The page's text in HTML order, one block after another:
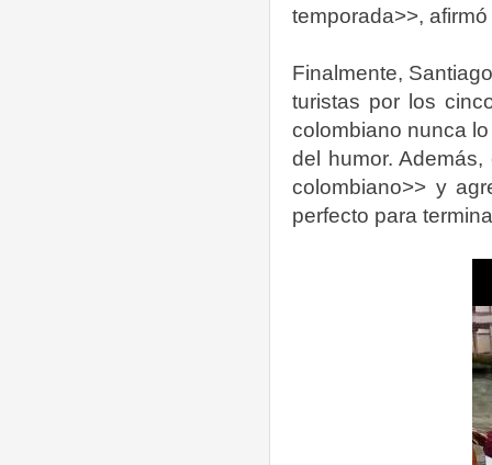
temporada>>,
Finalmente,
turistas por los
colombiano nunca
del humor.
colombiano>> y
perfecto para